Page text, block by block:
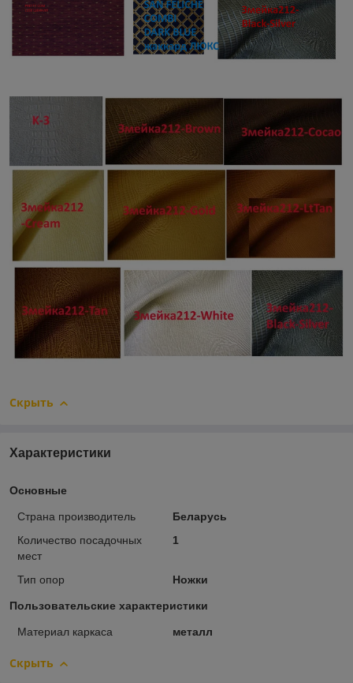
Скрыть
Характеристики
Основные
Страна производитель
Беларусь
Количество посадочных
мест
1
Тип опор Ножки
Пользовательские характеристики
Материал каркаса металл
Скрыть